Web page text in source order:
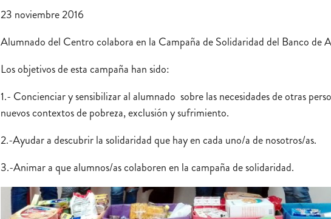
23 noviembre 2016
Alumnado del Centro colabora en la Campaña de Solidaridad del Banco de
Los objetivos de esta campaña han sido:
1.- Concienciar y sensibilizar al alumnado sobre las necesidades de otras
nuevos contextos de pobreza, exclusión y sufrimiento.
2.-Ayudar a descubrir la solidaridad que hay en cada uno/a de nosotros/as.
3.-Animar a que alumnos/as colaboren en la campaña de solidaridad.